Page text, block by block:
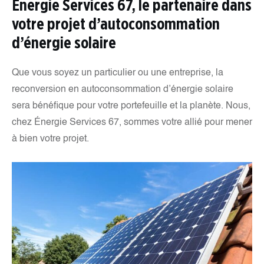
Energie Services 67, le partenaire dans
votre projet d’autoconsommation
d’énergie solaire
Que vous soyez un particulier ou une entreprise, la
reconversion en autoconsommation d’énergie solaire
sera bénéfique pour votre portefeuille et la planète. Nous,
chez Énergie Services 67, sommes votre allié pour mener
à bien votre projet.